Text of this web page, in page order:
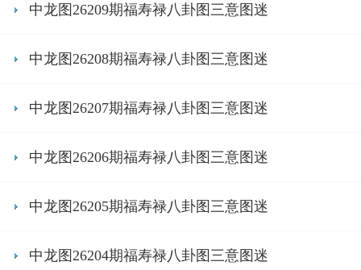
中龙图26209期福寿禄八卦图三意图迷
中龙图26208期福寿禄八卦图三意图迷
中龙图26207期福寿禄八卦图三意图迷
中龙图26206期福寿禄八卦图三意图迷
中龙图26205期福寿禄八卦图三意图迷
中龙图26204期福寿禄八卦图三意图迷